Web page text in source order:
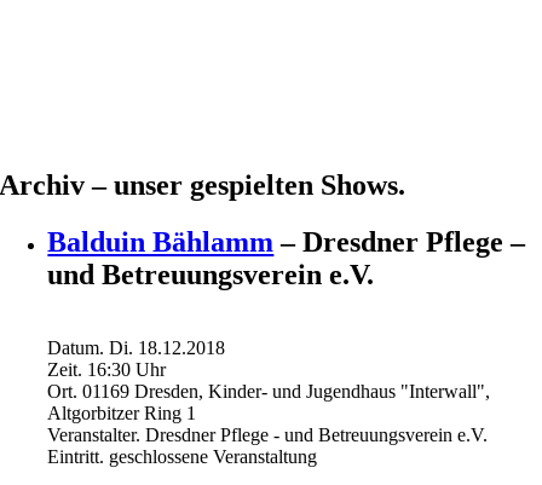
Archiv – unser gespielten Shows.
Balduin Bählamm – Dresdner Pflege –
und Betreuungsverein e.V.
Datum. Di. 18.12.2018
Zeit. 16:30Uhr
Ort. 01169 Dresden, Kinder- und Jugendhaus "Interwall",
Altgorbitzer Ring 1
Veranstalter. Dresdner Pflege - und Betreuungsverein e.V.
Eintritt. geschlossene Veranstaltung